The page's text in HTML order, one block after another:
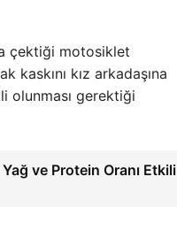
çektiği motosiklet
kaskını kız arkadaşına
olunması gerektiği
ve Protein Oranı Etkili